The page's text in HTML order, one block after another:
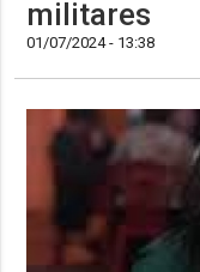
militares
01/07/2024 - 13:38